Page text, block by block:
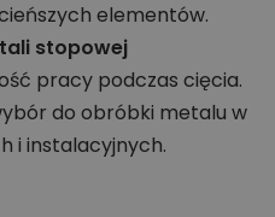
elementów.
stopowej
pracy podczas cięcia.
do obróbki metalu w
i instalacyjnych.